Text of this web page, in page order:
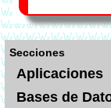
Secciones
Aplicaciones
Bases de